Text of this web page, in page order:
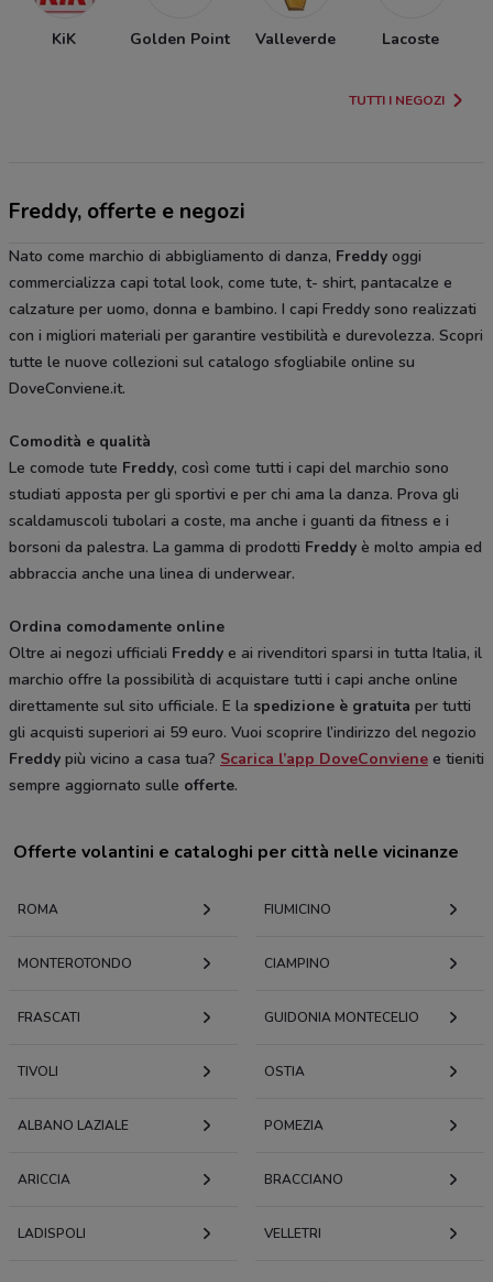
KiK Golden Point Valleverde Lacoste
TUTTI I NEGOZI
Freddy, offerte e negozi
Nato come marchio di abbigliamento di danza, Freddy oggi
commercializza capi total look, come tute, t- shirt, pantacalze e
calzature per uomo, donna e bambino. I capi Freddy sono realizzati
con i migliori materiali per garantire vestibilità e durevolezza. Scopri
tutte le nuove collezioni sul catalogo sfogliabile online su
DoveConviene.it.
Comodità e qualità
Le comode tute Freddy, così come tutti i capi del marchio sono
studiati apposta per gli sportivi e per chi ama la danza. Prova gli
scaldamuscoli tubolari a coste, ma anche i guanti da fitness e i
borsoni da palestra. La gamma di prodotti Freddy è molto ampia ed
abbraccia anche una linea di underwear.
Ordina comodamente online
Oltre ai negozi ufficiali Freddy e ai rivenditori sparsi in tutta Italia, il
marchio offre la possibilità di acquistare tutti i capi anche online
direttamente sul sito ufficiale. E la spedizione è gratuita per tutti
gli acquisti superiori ai 59 euro. Vuoi scoprire l’indirizzo del negozio
Freddy più vicino a casa tua? Scarica l’app DoveConviene e tieniti
sempre aggiornato sulle offerte.
Offerte volantini e cataloghi per città nelle vicinanze
ROMA FIUMICINO
MONTEROTONDO CIAMPINO
FRASCATI GUIDONIA MONTECELIO
TIVOLI OSTIA
ALBANO LAZIALE POMEZIA
ARICCIA BRACCIANO
LADISPOLI VELLETRI